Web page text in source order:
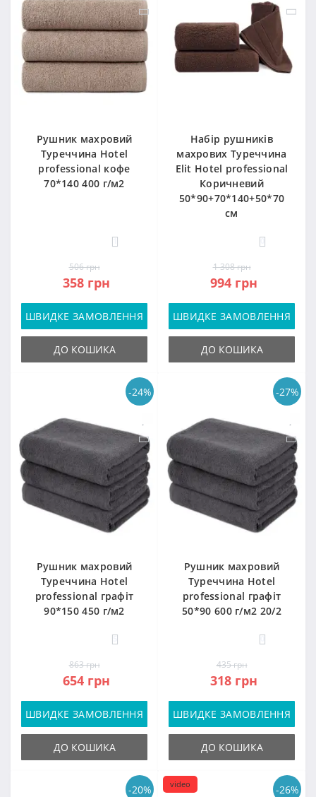
Рушник махровий
Туреччина Hotel
professional кофе
70*140 400 г/м2
1
506 грн
358 грн
ШВИДКЕ ЗАМОВЛЕННЯ
ДО КОШИКА
Набір рушників
махрових Туреччина
Elit Hotel professional
Коричневий
50*90+70*140+50*70
см
0
1 308 грн
994 грн
ШВИДКЕ ЗАМОВЛЕННЯ
ДО КОШИКА
-24%
Рушник махровий
Туреччина Hotel
professional графіт
90*150 450 г/м2
5
863 грн
654 грн
ШВИДКЕ ЗАМОВЛЕННЯ
ДО КОШИКА
-27%
Рушник махровий
Туреччина Hotel
professional графіт
50*90 600 г/м2 20/2
0
435 грн
318 грн
ШВИДКЕ ЗАМОВЛЕННЯ
ДО КОШИКА
-20% -26%
video